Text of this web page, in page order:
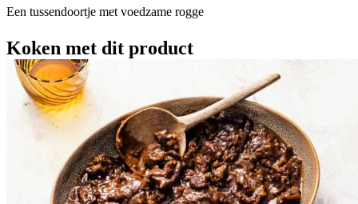
Een tussendoortje met voedzame rogge
Koken met dit product